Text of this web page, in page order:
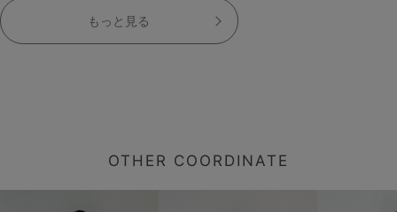
もっと見る
OTHER COORDINATE